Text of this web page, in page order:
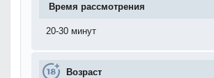
Время рассмотрения
20-30 минут
Возраст